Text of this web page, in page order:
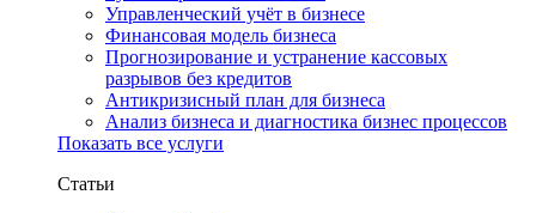
Управленческий учёт в бизнесе
Финансовая модель бизнеса
Прогнозирование и устранение кассовых
разрывов без кредитов
Антикризисный план для бизнеса
Анализ бизнеса и диагностика бизнес процессов
Показать все услуги
Статьи